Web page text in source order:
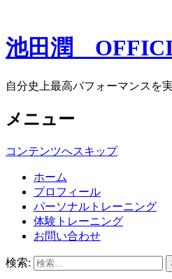
池田潤
自分史上最高パフォーマンスを
メニュー
コンテンツへスキップ
ホーム
プロフィール
パーソナルトレーニング
体験トレーニング
お問い合わせ
検索: